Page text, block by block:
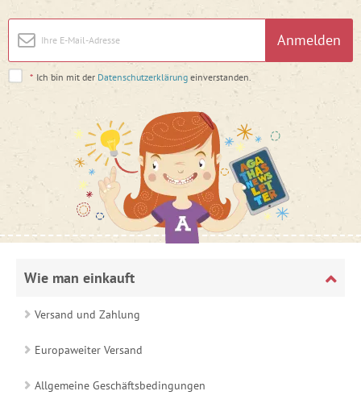
Anmelden
* Ich bin mit der Datenschutzerklärung einverstanden.
Wie man einkauft
Versand und Zahlung
Europaweiter Versand
Allgemeine Geschäftsbedingungen